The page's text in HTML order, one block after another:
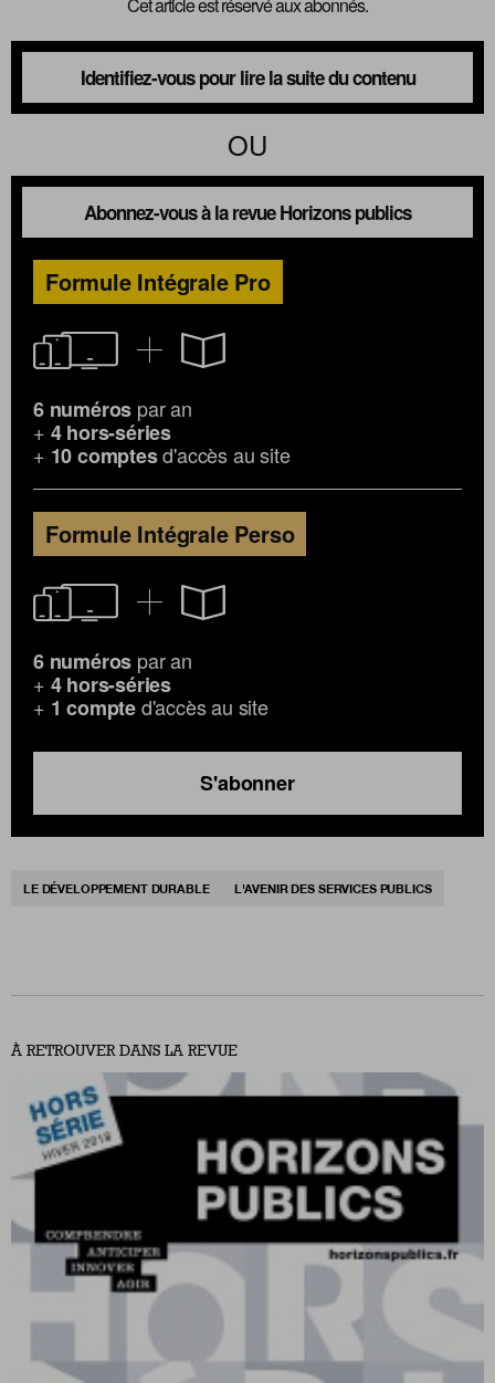
Identifiez-vous pour lire la suite du contenu
OU
Abonnez-vous à la revue Horizons publics
Formule Intégrale Pro
6 numéros par an
+ 4 hors-séries
+ 10 comptesd'accès au site
Formule Intégrale Perso
6 numéros par an
+ 4 hors-séries
+ 1 compted'accès au site
S'abonner
LE DÉVELOPPEMENT DURABLE L'AVENIR DES SERVICES PUBLICS
À RETROUVER DANS LA REVUE